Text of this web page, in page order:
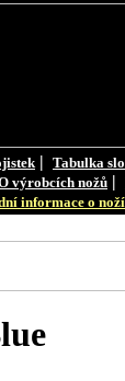
| Tabulka
výrobcích nožů |
informace o